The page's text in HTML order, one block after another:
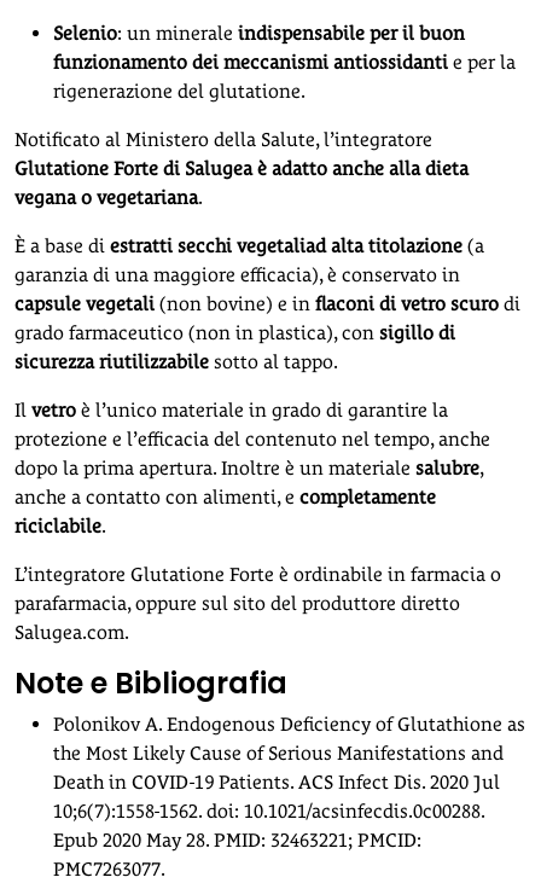
Selenio: un minerale indispensabile per il buon
funzionamento dei meccanismi antiossidanti e per la
rigenerazione del glutatione.
Notificato al Ministero della Salute, l’integratore
Glutatione Forte di Salugea è adatto anche alla dieta
vegana o vegetariana.
È a base di estratti secchi vegetaliad alta titolazione (a
garanzia di una maggiore efficacia), è conservato in
capsule vegetali (non bovine) e in flaconi di vetro scuro di
grado farmaceutico (non in plastica), con sigillo di
sicurezza riutilizzabile sotto al tappo.
Il vetro è l’unico materiale in grado di garantire la
protezione e l’efficacia del contenuto nel tempo, anche
dopo la prima apertura. Inoltre è un materiale salubre,
anche a contatto con alimenti, e completamente
riciclabile.
L’integratore Glutatione Forte è ordinabile in farmacia o
parafarmacia, oppure sul sito del produttore diretto
Salugea.com.
Note e Bibliografia
Polonikov A. Endogenous Deficiency of Glutathione as
the Most Likely Cause of Serious Manifestations and
Death in COVID-19 Patients. ACS Infect Dis. 2020 Jul
10;6(7):1558-1562. doi: 10.1021/acsinfecdis.0c00288.
Epub 2020 May 28. PMID: 32463221; PMCID:
PMC7263077.